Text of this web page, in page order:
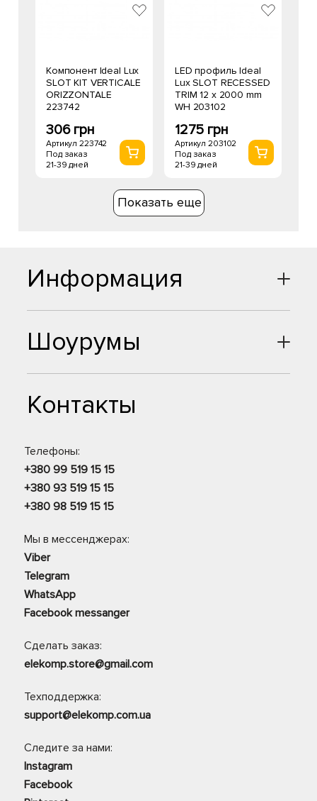
Компонент Ideal Lux
SLOT KIT VERTICALE
ORIZZONTALE
223742
306 грн
Артикул 223742
Под заказ
21-39 дней
LED профиль Ideal
Lux SLOT RECESSED
TRIM 12 x 2000 mm
WH 203102
1275 грн
Артикул 203102
Под заказ
21-39 дней
Показать еще
Шоурумы
Контакты
Телефоны:
+380 99 519 15 15
+380 93 519 15 15
+380 98 519 15 15
Мы в мессенджерах:
Viber
Telegram
WhatsApp
Facebook messanger
Сделать заказ:
elekomp.store@gmail.com
Техподдержка:
support@elekomp.com.ua
Следите за нами:
Instagram
Facebook
Информация